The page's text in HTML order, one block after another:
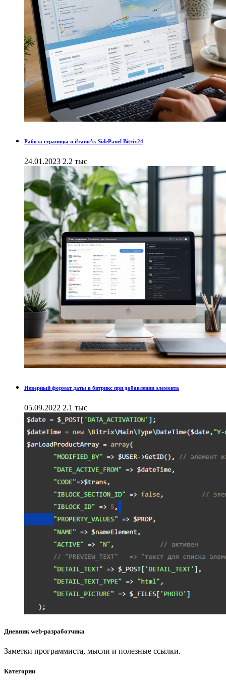
Работа страницы в iframe'е. SidePanel Bitrix24
24.01.2023 2.2 тыс
Неверный формат даты в битрикс при добавлении элемента
05.09.2022 2.1 тыс
Дневник web-разработчика
Заметки программиста, мысли и полезные ссылки.
Категории